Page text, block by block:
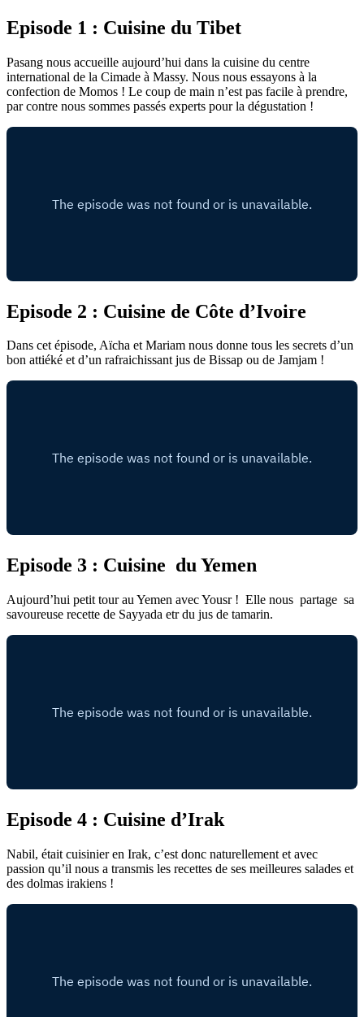
Episode 1 : Cuisine du Tibet
Pasang nous accueille aujourd’hui dans la cuisine du centre
international de la Cimade à Massy. Nous nous essayons à la
confection de Momos ! Le coup de main n’est pas facile à prendre,
par contre nous sommes passés experts pour la dégustation !
Episode 2 : Cuisine de Côte d’Ivoire
Dans cet épisode, Aïcha et Mariam nous donne tous les secrets d’un
bon attiéké et d’un rafraichissant jus de Bissap ou de Jamjam !
Episode 3 : Cuisine du Yemen
Aujourd’hui petit tour au Yemen avec Yousr ! Elle nous partage sa
savoureuse recette de Sayyada etr du jus de tamarin.
Episode 4 : Cuisine d’Irak
Nabil, était cuisinier en Irak, c’est donc naturellement et avec
passion qu’il nous a transmis les recettes de ses meilleures salades et
des dolmas irakiens !